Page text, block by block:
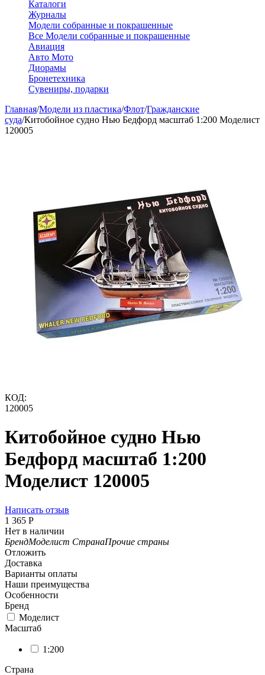
Каталоги
Журналы
Модели собранные и покрашенные
Все Модели собранные и покрашенные
Авиация
Авто Мото
Диорамы
Бронетехника
Сувениры, подарки
Главная/Модели из пластика/Флот/Гражданские
суда/Китобойное судно Нью Бедфорд масштаб 1:200 Моделист
120005
КОД:
120005
Китобойное судно Нью
Бедфорд масштаб 1:200
Моделист 120005
Написать отзыв
1 365 Р
Нет в наличии
БрендМоделист СтранаПрочие страны
Отложить
Доставка
Варианты оплаты
Наши преимущества
Особенности
Бренд
Моделист
Масштаб
1:200
Страна